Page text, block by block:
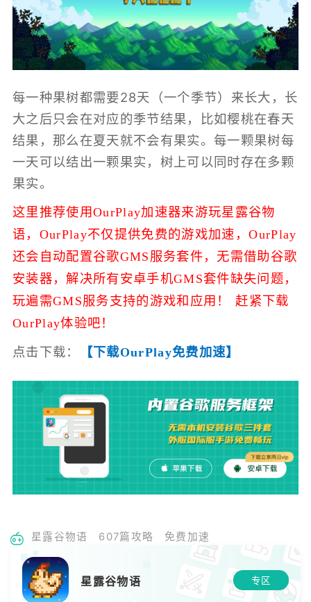
每一种果树都需要28天（一个季节）来长大，长
大之后只会在对应的季节结果，比如樱桃在春天
结果，那么在夏天就不会有果实。每一颗果树每
一天可以结出一颗果实，树上可以同时存在多颗
果实。
这里推荐使用OurPlay加速器来游玩星露谷物
语， OurPlay不仅提供免费的游戏加速，OurPlay
还会自动配置谷歌GMS服务套件，无需借助谷歌
安装器，解决所有安卓手机GMS套件缺失问题，
玩遍需GMS服务支持的游戏和应用！ 赶紧下载
OurPlay体验吧！
点击下载： 【下载OurPlay免费加速】
星露谷物语 607篇攻略 免费加速
星露谷物语 专区